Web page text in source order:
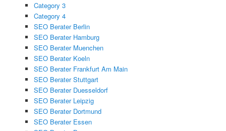
Category 3
Category 4
SEO Berater Berlin
SEO Berater Hamburg
SEO Berater Muenchen
SEO Berater Koeln
SEO Berater Frankfurt Am Main
SEO Berater Stuttgart
SEO Berater Duesseldorf
SEO Berater Leipzig
SEO Berater Dortmund
SEO Berater Essen